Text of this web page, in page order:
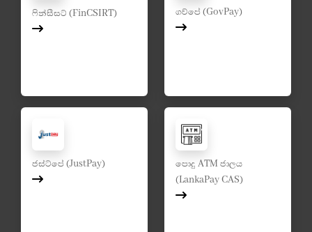
ෆින්සීසට් (FinCSIRT) ගව්පේ (GovPay)
ජස්ට්පේ (JustPay)
පොදු ATM ජාලය
(LankaPay CAS)